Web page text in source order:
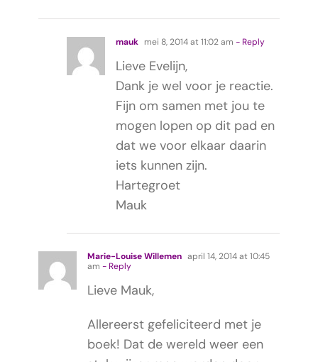
mauk mei 8, 2014 at 11:02 am - Reply
Lieve Evelijn,
Dank je wel voor je reactie.
Fijn om samen met jou te
mogen lopen op dit pad en
dat we voor elkaar daarin
iets kunnen zijn.
Hartegroet
Mauk
Marie-Louise Willemen april 14, 2014 at 10:45
am - Reply
Lieve Mauk,
Allereerst gefeliciteerd met je
boek! Dat de wereld weer een